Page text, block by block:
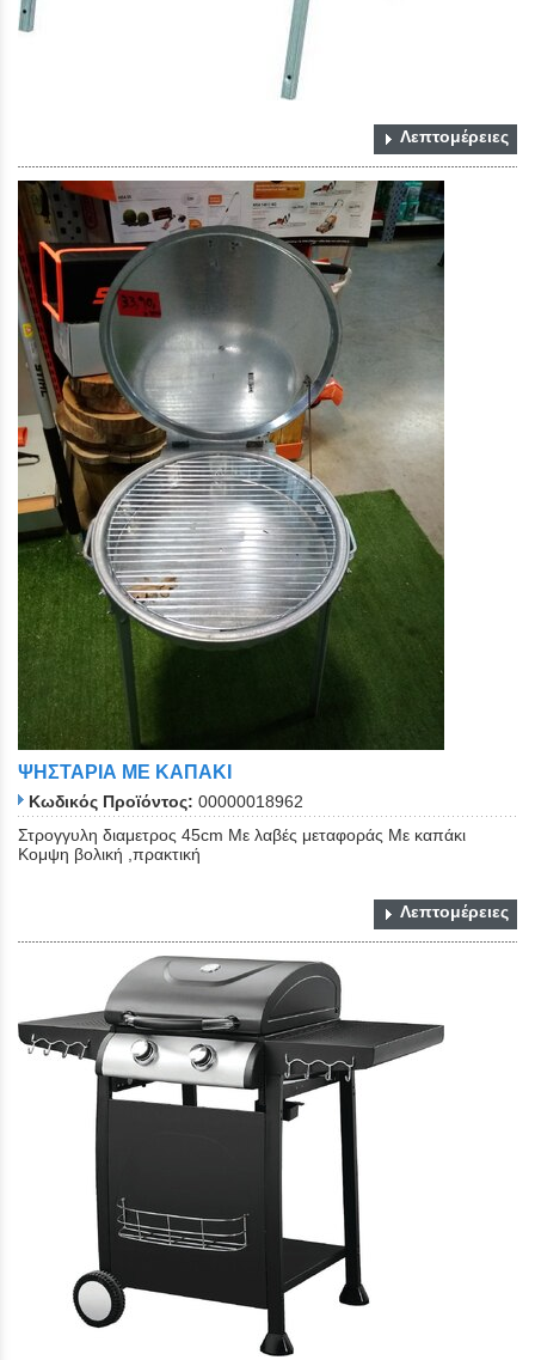
Λεπτομέρειες
ΨΗΣΤΑΡΙΑ ΜΕ ΚΑΠΑΚΙ
Κωδικός Προϊόντος: 00000018962
Στρογγυλη διαμετρος 45cm Με λαβές μεταφοράς Με καπάκι
Κομψη βολική ,πρακτική
Λεπτομέρειες